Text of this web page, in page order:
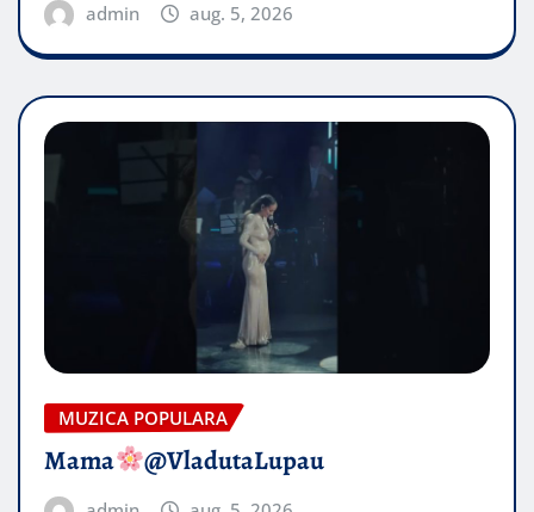
admin aug. 5, 2026
MUZICA POPULARA
Mama @VladutaLupau